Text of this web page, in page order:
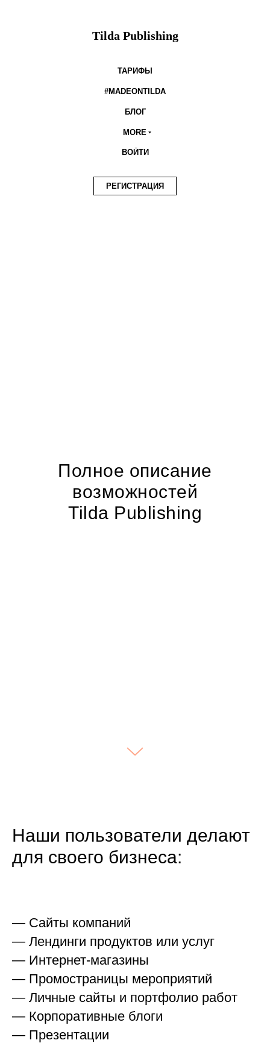
Tilda Publishing
ТАРИФЫ
#MADEONTILDA
БЛОГ
MORE
ВОЙТИ
РЕГИСТРАЦИЯ
Полное описание
возможностей
Tilda Publishing
Наши пользователи делают
для своего бизнеса:
— Сайты компаний
— Лендинги продуктов или услуг
— Интернет-магазины
— Промостраницы мероприятий
— Личные сайты и портфолио работ
— Корпоративные блоги
— Презентации